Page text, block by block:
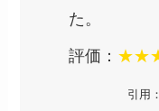
た。
評価：
引用：